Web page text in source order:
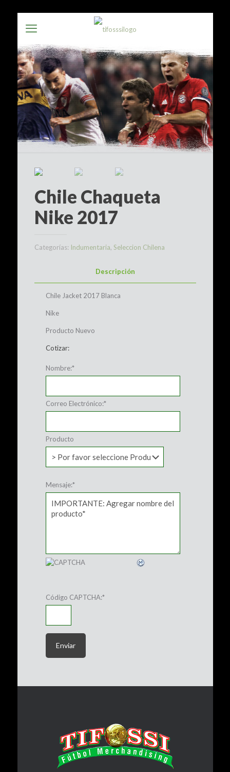
Chile Chaqueta
Nike 2017
Categorías: Indumentaria, Seleccion Chilena
Descripción
Chile Jacket 2017 Blanca
Nike
Producto Nuevo
Cotizar:
Nombre:*
Correo Electrónico:*
Producto
Mensaje:*
Código CAPTCHA:*